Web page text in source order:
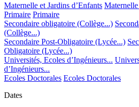
Maternelle et Jardins d’Enfants Maternelle
Primaire Primaire
Secondaire obligatoire (Collège...)
(Collège...)
Secondaire Post-Obligatoire (Lycée...)
Obligatoire (Lycée...)
Universités, Ecoles d’Ingénieurs...
d’Ingénieurs...
Ecoles Doctorales Ecoles Doctorales
Dates